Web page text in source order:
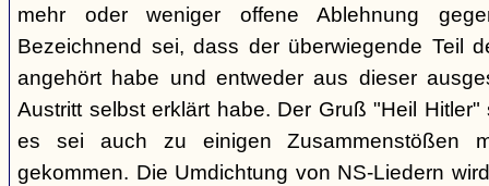
mehr oder weniger offene Ablehnung
Bezeichnend sei, dass der überwiegende Teil
angehört habe und entweder aus dieser
Austritt selbst erklärt habe. Der Gruß "Heil
es sei auch zu einigen Zusammenstößen
gekommen. Die Umdichtung von NS-Liedern